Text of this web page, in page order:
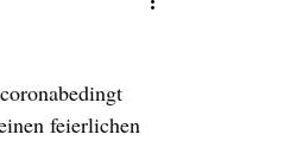
feierlichen